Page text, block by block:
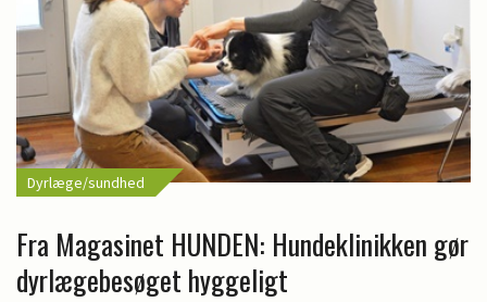
Dyrlæge/sundhed
Fra Magasinet HUNDEN: Hundeklinikken gør
dyrlægebesøget hyggeligt